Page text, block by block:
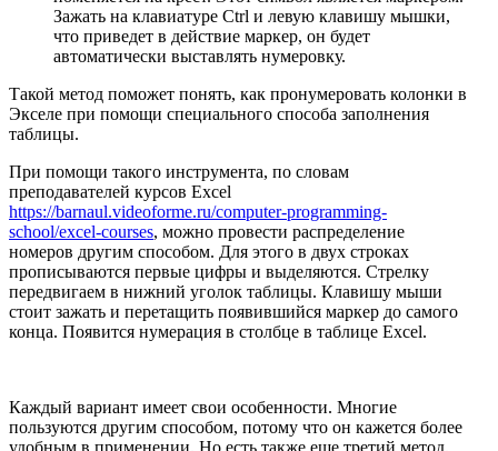
Зажать на клавиатуре Ctrl и левую клавишу мышки,
что приведет в действие маркер, он будет
автоматически выставлять нумеровку.
Такой метод поможет понять, как пронумеровать колонки в
Экселе при помощи специального способа заполнения
таблицы.
При помощи такого инструмента, по словам
преподавателей курсов Excel
https://barnaul.videoforme.ru/computer-programming-
school/excel-courses, можно провести распределение
номеров другим способом. Для этого в двух строках
прописываются первые цифры и выделяются. Стрелку
передвигаем в нижний уголок таблицы. Клавишу мыши
стоит зажать и перетащить появившийся маркер до самого
конца. Появится нумерация в столбце в таблице Excel.
Каждый вариант имеет свои особенности. Многие
пользуются другим способом, потому что он кажется более